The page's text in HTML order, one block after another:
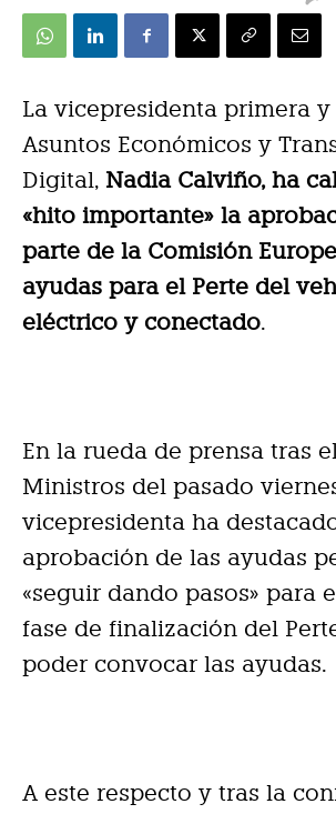
La vicepresidenta primera
Asuntos Económicos y
Digital, Nadia Calviño, ha
«hito importante» la
parte de la Comisión
ayudas para el Perte del
eléctrico y conectado.
En la rueda de prensa tras
Ministros del pasado
vicepresidenta ha
aprobación de las ayudas
«seguir dando pasos» para
fase de finalización del
poder convocar las ayudas.
A este respecto y tras la